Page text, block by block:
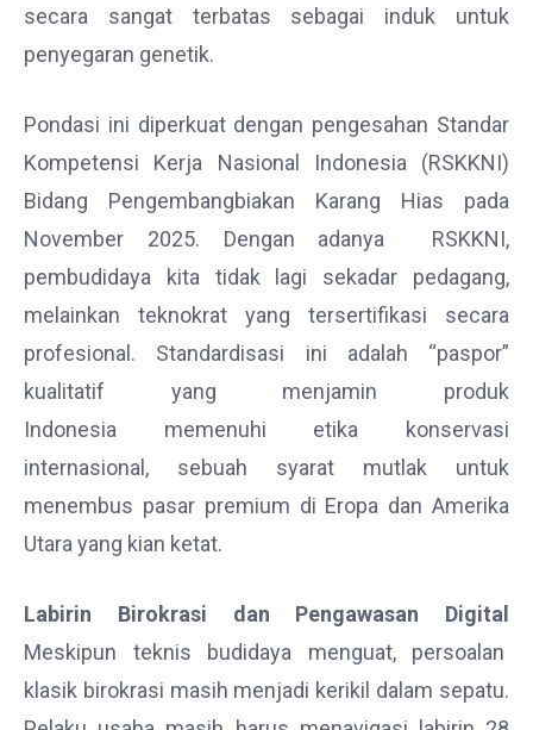
secara sangat terbatas sebagai induk untuk
penyegaran genetik.
Pondasi ini diperkuat dengan pengesahan Standar
Kompetensi Kerja Nasional Indonesia (RSKKNI)
Bidang Pengembangbiakan Karang Hias pada
November 2025. Dengan adanya RSKKNI,
pembudidaya kita tidak lagi sekadar pedagang,
melainkan teknokrat yang tersertifikasi secara
profesional. Standardisasi ini adalah “paspor”
kualitatif yang menjamin produk
Indonesia memenuhi etika konservasi
internasional, sebuah syarat mutlak untuk
menembus pasar premium di Eropa dan Amerika
Utara yang kian ketat.
Labirin Birokrasi dan Pengawasan Digital
Meskipun teknis budidaya menguat, persoalan
klasik birokrasi masih menjadi kerikil dalam sepatu.